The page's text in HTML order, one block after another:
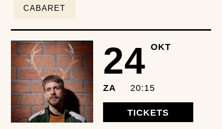
CABARET
24 OKT
ZA 20:15
TICKETS